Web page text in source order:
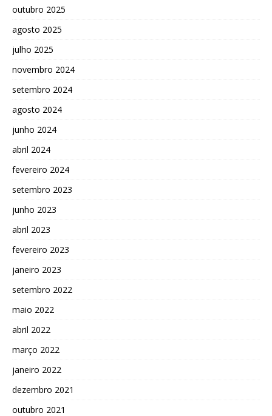
outubro 2025
agosto 2025
julho 2025
novembro 2024
setembro 2024
agosto 2024
junho 2024
abril 2024
fevereiro 2024
setembro 2023
junho 2023
abril 2023
fevereiro 2023
janeiro 2023
setembro 2022
maio 2022
abril 2022
março 2022
janeiro 2022
dezembro 2021
outubro 2021